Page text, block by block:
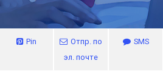
Pin
Отпр. по
эл. почте
SMS